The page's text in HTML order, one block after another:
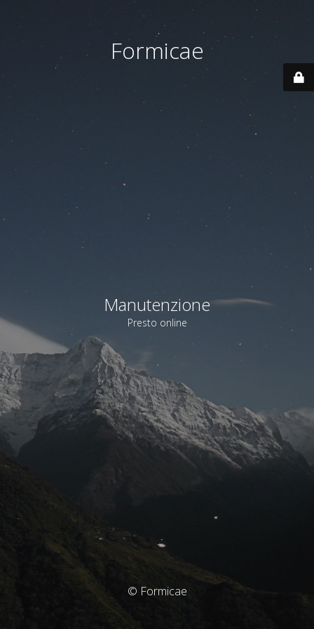
Formicae
Manutenzione
Presto online
© Formicae